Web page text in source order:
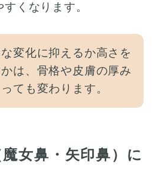
くなります。
変化に抑えるか高さを
は、骨格や皮膚の厚み
ても変わります。
女鼻・矢印鼻）に